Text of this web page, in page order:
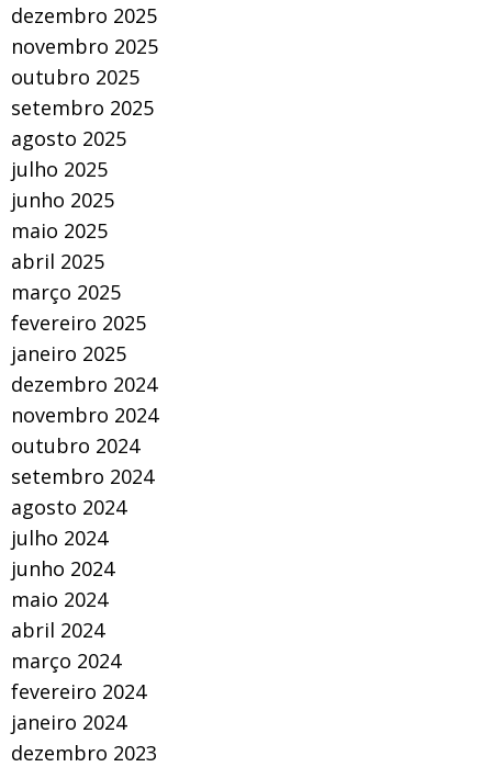
dezembro 2025
novembro 2025
outubro 2025
setembro 2025
agosto 2025
julho 2025
junho 2025
maio 2025
abril 2025
março 2025
fevereiro 2025
janeiro 2025
dezembro 2024
novembro 2024
outubro 2024
setembro 2024
agosto 2024
julho 2024
junho 2024
maio 2024
abril 2024
março 2024
fevereiro 2024
janeiro 2024
dezembro 2023